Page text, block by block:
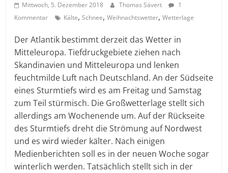
Mittwoch, 5. Dezember 2018 Thomas Sävert
1
Kommentar
Kälte,Schnee,Weihnachtswetter,Wetterlage
Der Atlantik bestimmt derzeit das Wetter in
Mitteleuropa. Tiefdruckgebiete ziehen nach
Skandinavien und Mitteleuropa und lenken
feuchtmilde Luft nach Deutschland. An der Südseite
eines Sturmtiefs wird es am Freitag und Samstag
zum Teil stürmisch. Die Großwetterlage stellt sich
allerdings am Wochenende um. Auf der Rückseite
des Sturmtiefs dreht die Strömung auf Nordwest
und es wird wieder kälter. Nach einigen
Medienberichten soll es in der neuen Woche sogar
winterlich werden. Tatsächlich stellt sich in der